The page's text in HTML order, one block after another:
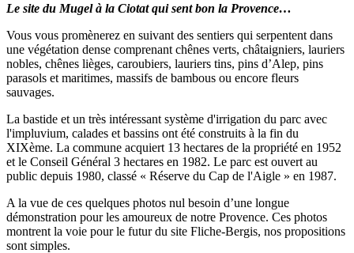
Le site du Mugel à la Ciotat qui sent bon la Provence…
Vous vous promènerez en suivant des sentiers qui serpentent dans
une végétation dense comprenant chênes verts, châtaigniers, lauriers
nobles, chênes lièges, caroubiers, lauriers tins, pins d’Alep, pins
parasols et maritimes, massifs de bambous ou encore fleurs
sauvages.
La bastide et un très intéressant système d'irrigation du parc avec
l'impluvium, calades et bassins ont été construits à la fin du
XIXème. La commune acquiert 13 hectares de la propriété en 1952
et le Conseil Général 3 hectares en 1982. Le parc est ouvert au
public depuis 1980, classé « Réserve du Cap de l'Aigle » en 1987.
A la vue de ces quelques photos nul besoin d’une longue
démonstration pour les amoureux de notre Provence. Ces photos
montrent la voie pour le futur du site Fliche-Bergis, nos propositions
sont simples.